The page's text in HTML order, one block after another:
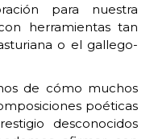
para nuestra
herramientas tan
o el gallego-
de cómo muchos
poéticas
desconocidos